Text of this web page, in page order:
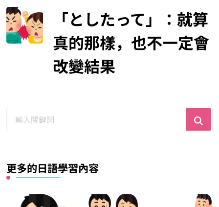
「としたって」：就算
真的那樣，也不一定會
改變結果
更多的日語學習內容